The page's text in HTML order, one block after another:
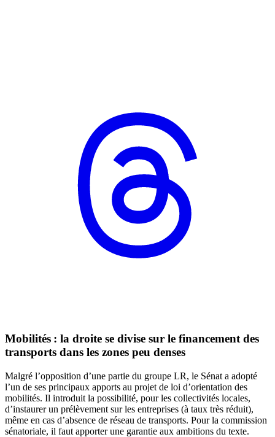
Mobilités : la droite se divise sur le financement des
transports dans les zones peu denses
Malgré l’opposition d’une partie du groupe LR, le Sénat a adopté
l’un de ses principaux apports au projet de loi d’orientation des
mobilités. Il introduit la possibilité, pour les collectivités locales,
d’instaurer un prélèvement sur les entreprises (à taux très réduit),
même en cas d’absence de réseau de transports. Pour la commission
sénatoriale, il faut apporter une garantie aux ambitions du texte.